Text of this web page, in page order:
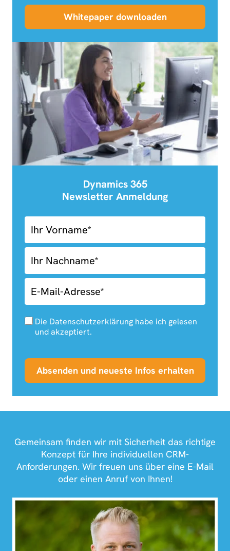
Whitepaper downloaden
Dynamics 365
Newsletter Anmeldung
03.01-
Newsletter
Anmeldung
Die Datenschutzerklärung habe ich gelesen
und akzeptiert.
Absenden und neueste Infos erhalten
Gemeinsam finden wir mit Sicherheit das richtige
Konzept für Ihre individuellen CRM-
Anforderungen. Wir freuen uns über eine E-Mail
oder einen Anruf von Ihnen!